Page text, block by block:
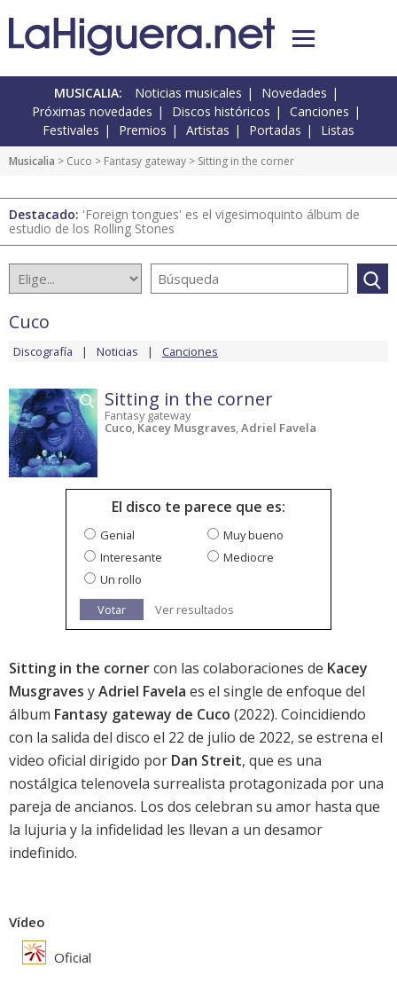
MUSICALIA: Noticias musicales
Novedades
Próximas novedades
Discos históricos
Canciones
Festivales
Premios Artistas Portadas Listas
Musicalia > Cuco > Fantasy gateway > Sitting in the corner
Destacado: 'Foreign tongues' es el vigesimoquinto álbum de
estudio de los Rolling Stones
Cuco
Discografía Noticias Canciones
Sitting in the corner
Fantasy gateway
Cuco, Kacey Musgraves,Adriel Favela
El disco te parece que es:
Genial
Muy bueno
Interesante
Mediocre
Un rollo
Votar
Ver resultados
Sitting in the cornercon las colaboraciones de Kacey
Musgraves yAdriel Favela es el single de enfoque del
álbum Fantasy gateway de Cuco (2022). Coincidiendo
con la salida del disco el 22 de julio de 2022, se estrena el
video oficial dirigido por Dan Streit, que es una
nostálgica telenovela surrealista protagonizada por una
pareja de ancianos. Los dos celebran su amor hasta que
la lujuria y la infidelidad les llevan a un desamor
indefinido.
Vídeo
Oficial